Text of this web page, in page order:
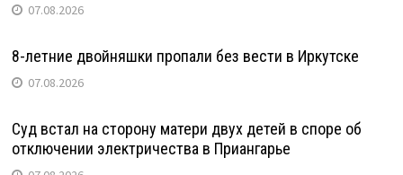
07.08.2026
8-летние двойняшки пропали без вести в Иркутске
07.08.2026
Суд встал на сторону матери двух детей в споре об
отключении электричества в Приангарье